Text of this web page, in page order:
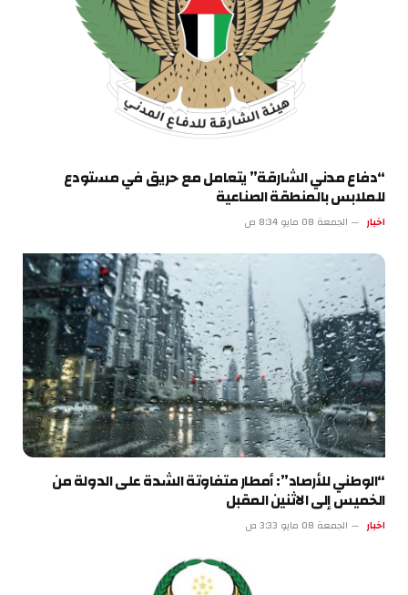
“دفاع مدني الشارقة” يتعامل مع حريق في مستودع
للملابس بالمنطقة الصناعية
اخبار الجمعة 08 مايو 8:34 ص
“الوطني للأرصاد”: أمطار متفاوتة الشدة على الدولة من
الخميس إلى الاثنين المقبل
اخبار الجمعة 08 مايو 3:33 ص